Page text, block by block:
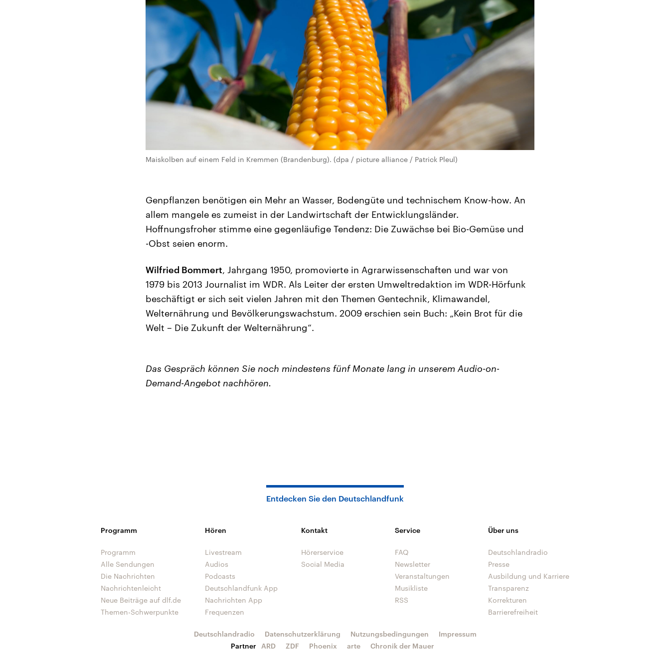
Maiskolben auf einem Feld in Kremmen (Brandenburg). (dpa / picture alliance / Patrick Pleul)
Genpflanzen benötigen ein Mehr an Wasser, Bodengüte und technischem Know-how. An
allem mangele es zumeist in der Landwirtschaft der Entwicklungsländer.
Hoffnungsfroher stimme eine gegenläufige Tendenz: Die Zuwächse bei Bio-Gemüse und
-Obst seien enorm.
Wilfried Bommert, Jahrgang 1950, promovierte in Agrarwissenschaften und war von
1979 bis 2013 Journalist im WDR. Als Leiter der ersten Umweltredaktion im WDR-Hörfunk
beschäftigt er sich seit vielen Jahren mit den Themen Gentechnik, Klimawandel,
Welternährung und Bevölkerungswachstum. 2009 erschien sein Buch: „Kein Brot für die
Welt – Die Zukunft der Welternährung“.
Das Gespräch können Sie noch mindestens fünf Monate lang in unserem Audio-on-
Demand-Angebot nachhören.
Entdecken Sie den Deutschlandfunk
Programm
Programm
Alle Sendungen
Die Nachrichten
Nachrichtenleicht
Neue Beiträge auf dlf.de
Themen-Schwerpunkte
Hören
Livestream
Audios
Podcasts
Deutschlandfunk App
Nachrichten App
Frequenzen
Kontakt
Hörerservice
Social Media
Service
FAQ
Newsletter
Veranstaltungen
Musikliste
RSS
Über uns
Deutschlandradio
Presse
Ausbildung und Karriere
Transparenz
Korrekturen
Barrierefreiheit
Deutschlandradio Datenschutzerklärung Nutzungsbedingungen
Impressum
Partner
ARD ZDF Phoenix arte Chronik der Mauer